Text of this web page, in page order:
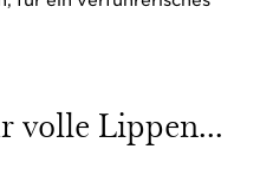
volle Lippen...